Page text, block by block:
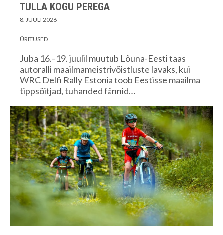
TULLA KOGU PEREGA
8. JUULI 2026
ÜRITUSED
Juba 16.–19. juulil muutub Lõuna-Eesti taas
autoralli maailmameistrivõistluste lavaks, kui
WRC Delfi Rally Estonia toob Eestisse maailma
tippsõitjad, tuhanded fännid…